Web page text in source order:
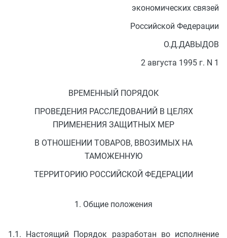
экономических связей
Российской Федерации
О.Д.ДАВЫДОВ
2 августа 1995 г. N 1
ВРЕМЕННЫЙ ПОРЯДОК
ПРОВЕДЕНИЯ РАССЛЕДОВАНИЙ В ЦЕЛЯХ
ПРИМЕНЕНИЯ ЗАЩИТНЫХ МЕР
В ОТНОШЕНИИ ТОВАРОВ, ВВОЗИМЫХ НА
ТАМОЖЕННУЮ
ТЕРРИТОРИЮ РОССИЙСКОЙ ФЕДЕРАЦИИ
1. Общие положения
1.1. Настоящий Порядок разработан во исполнение